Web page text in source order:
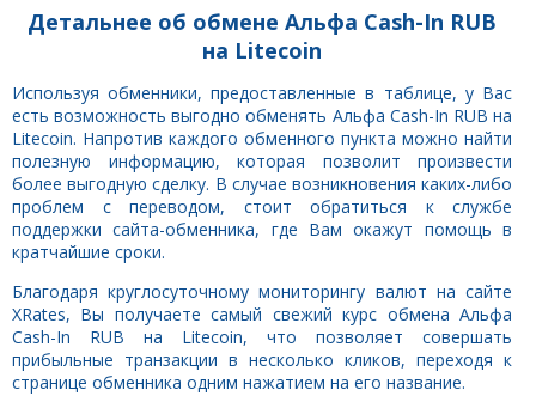
Детальнее об обмене Альфа Cash-In RUB
на Litecoin
Используя обменники, предоставленные в таблице, у Вас
есть возможность выгодно обменять Альфа Cash-In RUB на
Litecoin. Напротив каждого обменного пункта можно найти
полезную информацию, которая позволит произвести
более выгодную сделку. В случае возникновения каких-либо
проблем с переводом, стоит обратиться к службе
поддержки сайта-обменника, где Вам окажут помощь в
кратчайшие сроки.
Благодаря круглосуточному мониторингу валют на сайте
XRates, Вы получаете самый свежий курс обмена Альфа
Cash-In RUB на Litecoin, что позволяет совершать
прибыльные транзакции в несколько кликов, переходя к
странице обменника одним нажатием на его название.